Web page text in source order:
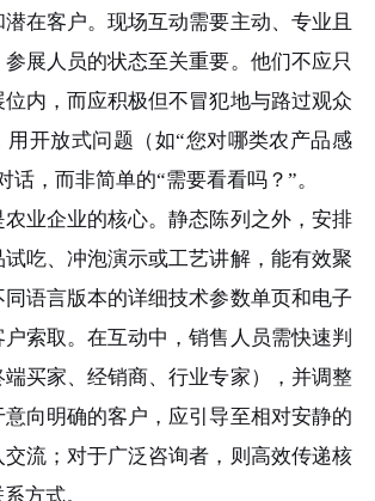
在客户。现场互动需要主动、专业且
展人员的状态至关重要。他们不应只
内，而应积极但不冒犯地与路过观众
用开放式问题（如“您对哪类农产品感
话，而非简单的“需要看看吗？”。
企业的核心。静态陈列之外，安排
吃、冲泡演示或工艺讲解，能有效聚
语言版本的详细技术参数单页和电子
索取。在互动中，销售人员需快速判
端买家、经销商、行业专家），并调整
向明确的客户，应引导至相对安静的
流；对于广泛咨询者，则高效传递核
方式。